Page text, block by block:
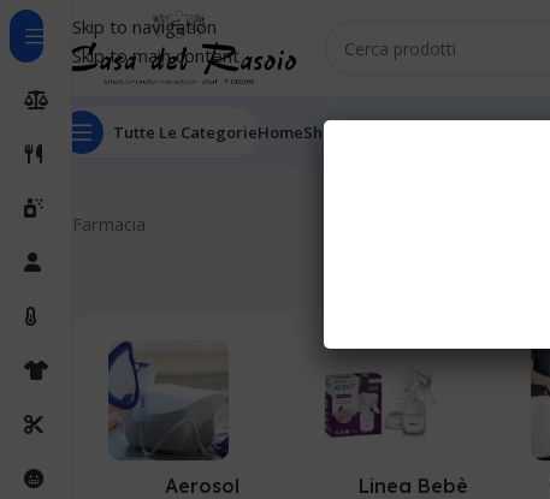
Skip to navigation
Skip to main content
Tutte Le CategorieHomeShop
Home
Farmacia
Aerosol
Linea Bebè